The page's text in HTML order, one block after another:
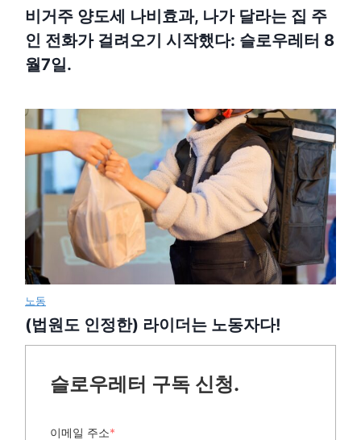
비거주 양도세 나비효과, 나가 달라는 집 주
인 전화가 걸려오기 시작했다: 슬로우레터 8
월7일.
노동
(법원도 인정한) 라이더는 노동자다!
슬로우레터 구독 신청.
이메일 주소*